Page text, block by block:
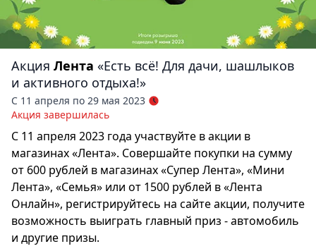
Акция Лента «Есть всё! Для дачи, шашлыков
и активного отдыха!»
С 11 апреля по 29 мая 2023
Акция завершилась
С 11 апреля 2023 года участвуйте в акции в
магазинах «Лента». Совершайте покупки на сумму
от 600 рублей в магазинах «Супер Лента», «Мини
Лента», «Семья» или от 1500 рублей в «Лента
Онлайн», регистрируйтесь на сайте акции, получите
возможность выиграть главный приз - автомобиль
и другие призы.